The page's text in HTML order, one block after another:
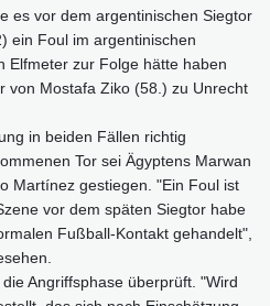
es vor dem argentinischen Siegtor
ein Foul im argentinischen
Elfmeter zur Folge hätte haben
von Mostafa Ziko (58.) zu Unrecht
in beiden Fällen richtig
Tor sei Ägyptens Marwan
Martínez gestiegen. "Ein Foul ist
vor dem späten Siegtor habe
Fußball-Kontakt gehandelt",
Angriffsphase überprüft. "Wird